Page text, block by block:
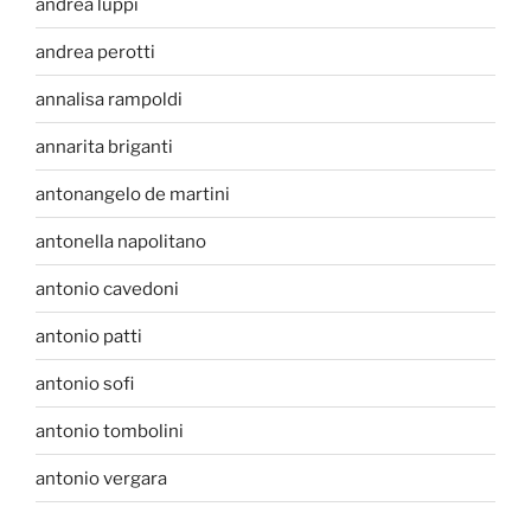
andrea luppi
andrea perotti
annalisa rampoldi
annarita briganti
antonangelo de martini
antonella napolitano
antonio cavedoni
antonio patti
antonio sofi
antonio tombolini
antonio vergara